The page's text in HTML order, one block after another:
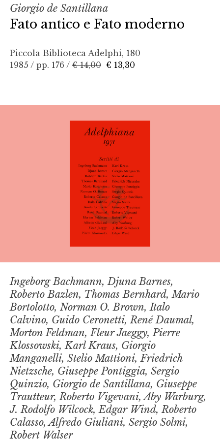
Giorgio de Santillana
Fato antico e Fato moderno
Piccola Biblioteca Adelphi, 180
1985 / pp. 176 / € 14,00 € 13,30
Ingeborg Bachmann, Djuna Barnes,
Roberto Bazlen, Thomas Bernhard, Mario
Bortolotto, Norman O. Brown, Italo
Calvino, Guido Ceronetti, René Daumal,
Morton Feldman, Fleur Jaeggy, Pierre
Klossowski, Karl Kraus, Giorgio
Manganelli, Stelio Mattioni, Friedrich
Nietzsche, Giuseppe Pontiggia, Sergio
Quinzio, Giorgio de Santillana, Giuseppe
Trautteur, Roberto Vigevani, Aby Warburg,
J. Rodolfo Wilcock, Edgar Wind, Roberto
Calasso, Alfredo Giuliani, Sergio Solmi,
Robert Walser